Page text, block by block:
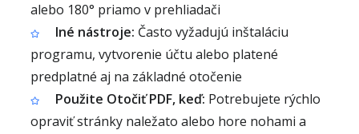
alebo 180° priamo v prehliadači
Iné nástroje: Často vyžadujú inštaláciu
programu, vytvorenie účtu alebo platené
predplatné aj na základné otočenie
Použite Otočiť PDF, keď: Potrebujete rýchlo
opraviť stránky naležato alebo hore nohami a